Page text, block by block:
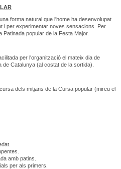
forma natural que l'home ha desenvolupat
i per experimentar noves sensacions. Per
popular de la Festa Major.
per l'organització el mateix dia de
Catalunya (al costat de la sortida).
dels mitjans de la Cursa popular (mireu el
amb patins.
per als primers.